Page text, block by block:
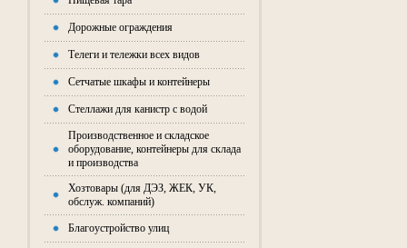
Дорожные ограждения
Телеги и тележки всех видов
Сетчатые шкафы и контейнеры
Стеллажи для канистр с водой
Производственное и складское
оборудование, контейнеры для склада
и производства
Хозтовары (для ДЭЗ, ЖЕК, УК,
обслуж. компаний)
Благоустройство улиц